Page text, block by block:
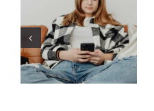
zur
Steigerung
der
Sichtbarkeit
von